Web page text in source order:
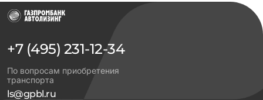
+7 (495) 231-12-34
По вопросам приобретения
транспорта
ls@gpbl.ru